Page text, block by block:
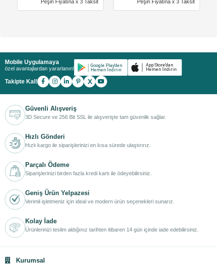
Peşin Fiyatına x 3 Taksit Peşin Fiyatına x 3 Taksit
Mobile Uygulamaya
özel avantajlardan yararlanın!
Takipte Kal! X
Güvenli Alışveriş
3D Secure ve 256 Bit SSL ile alışverişte tam güvenlik sağlar.
Hızlı Gönderi
Hızlı kargo ile siparişlerinizi en kısa sürede ulaştırırız.
Parçalı Ödeme
Siparişlerinizi birden fazla kredi kartı ile ödeyebilirsiniz.
Geniş Ürün Yelpazesi
Verimli işletmeniz için ideal ve modern ürün seçenekleri sunarız.
Kolay İade
Ürünlerinizi teslim aldığınız tarihten itibaren 14 gün içinde iade edebilirsiniz.
Kurumsal